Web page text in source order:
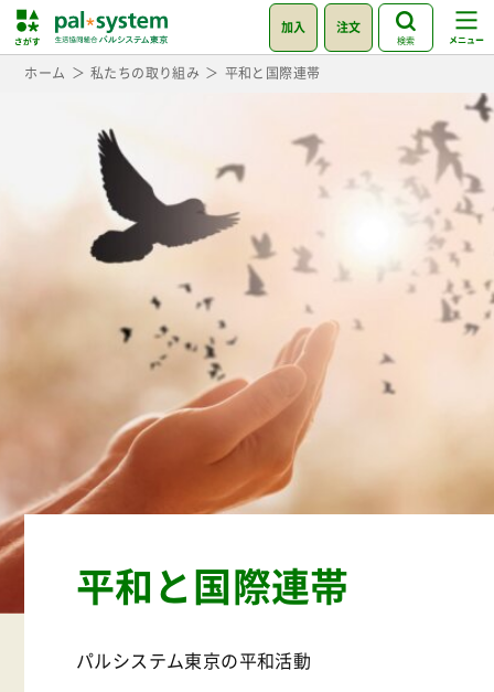
加入 注文
検索
ホーム 私たちの取り組み 平和と国際連帯
平和と国際連帯
パルシステム東京の平和活動